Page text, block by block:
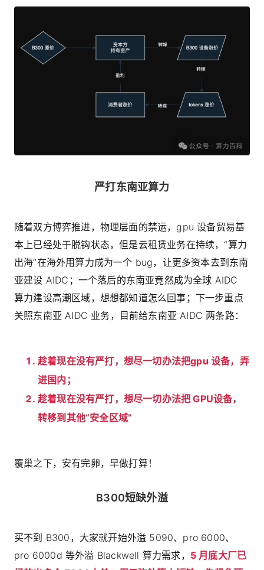
严打东南亚算力
随着双方博弈推进，物理层面的禁运，gpu 设备贸易基
本上已经处于脱钩状态，但是云租赁业务在持续，“算力
出海”在海外用算力成为一个 bug，让更多资本去到东南
亚建设 AIDC；一个落后的东南亚竟然成为全球 AIDC
算力建设高潮区域，想想都知道怎么回事；下一步重点
关照东南亚 AIDC 业务，目前给东南亚 AIDC 两条路：
趁着现在没有严打，想尽一切办法把gpu 设备，弄
进国内；
趁着现在没有严打，想尽一切办法把 GPU设备，
转移到其他“安全区域”
覆巢之下，安有完卵，早做打算！
B300短缺外溢
买不到 B300，大家就开始外溢 5090、pro 6000、
pro 6000d 等外溢 Blackwell 算力需求， 5 月底大厂已